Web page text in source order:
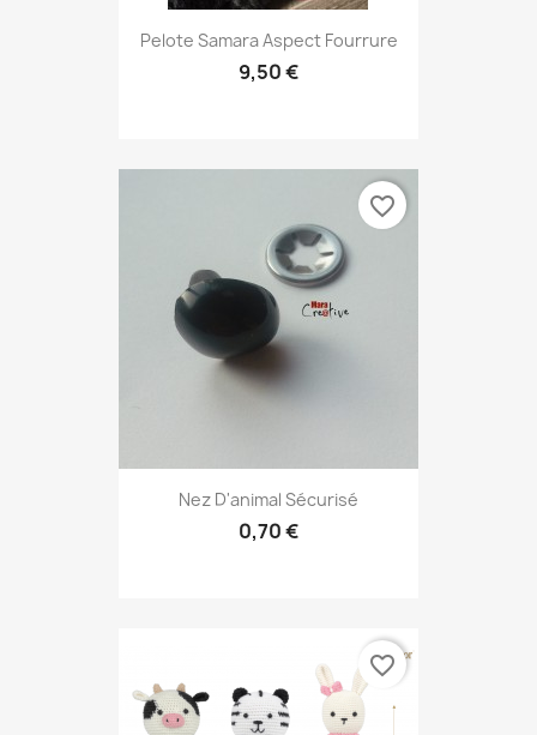
Pelote Samara Aspect Fourrure
9,50 €
Nez D'animal Sécurisé
0,70 €
favorite_border
favorite_border